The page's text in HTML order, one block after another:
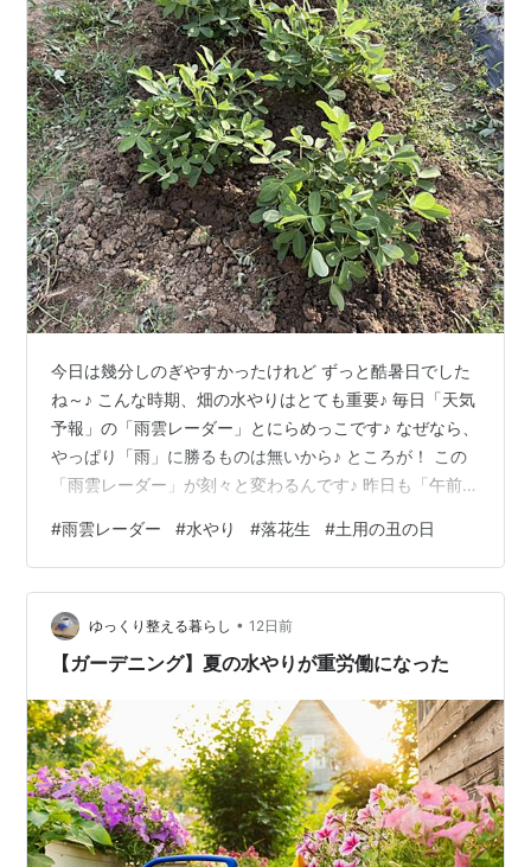
今日は幾分しのぎやすかったけれど ずっと酷暑日でした
ね～♪ こんな時期、畑の水やりはとても重要♪ 毎日「天気
予報」の「雨雲レーダー」とにらめっこです♪ なぜなら、
やっぱり「雨」に勝るものは無いから♪ ところが！ この
「雨雲レーダー」が刻々と変わるんです♪ 昨日も「午前中
り ついに「６時から」になり♪ でも以前、それを信じて
水やりに行かなかったら 結局・・・ 「しばらく雨はふり
ません」 となって！ なので昨日は 「もう降る降る詐欺
なんだから！」 「信じられない！」 と、水やりに行くこ
とに♪（笑） でも昨日は夜「雨」が降ってくれましたが
#雨雲レーダー #水やり #落花生 #土用の丑の日
ゆっくり整える暮らし • 12日前
【ガーデニング】夏の水やりが重労働になった